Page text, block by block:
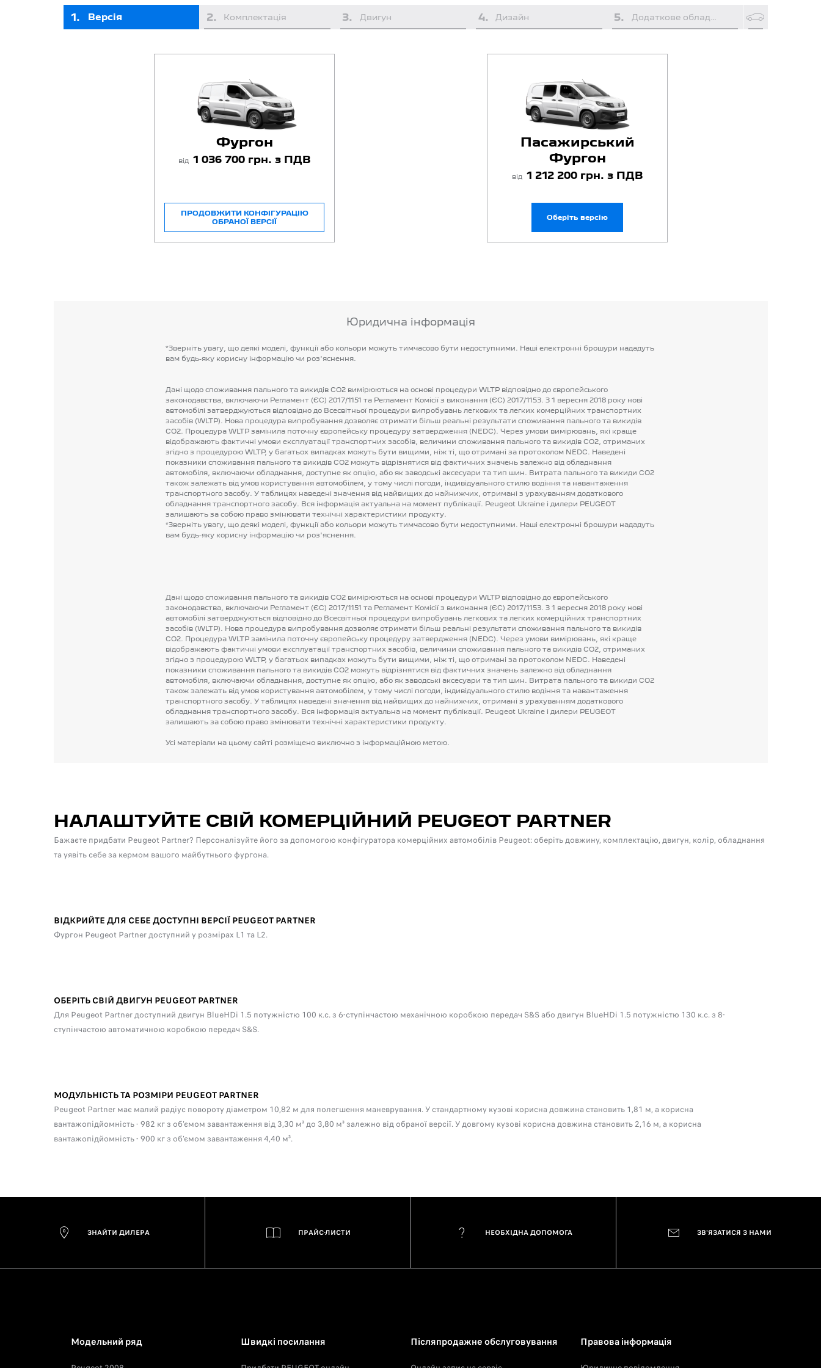
1. Версія 2. Комплектація 3. Двигун 4. Дизайн 5. Додаткове обладнання
Фургон
від 1 036 700 грн. з ПДВ
ПРОДОВЖИТИ КОНФІГУРАЦІЮ
ОБРАНОЇ ВЕРСІЇ
Пасажирський
Фургон
від 1 212 200 грн. з ПДВ
Оберіть версію
Юридична інформація
*Зверніть увагу, що деякі моделі, функції або кольори можуть тимчасово бути недоступними. Наші електронні брошури нададуть
вам будь-яку корисну інформацію чи роз'яснення.
Дані щодо споживання пального та викидів CO2 вимірюються на основі процедури WLTP відповідно до європейського
законодавства, включаючи Регламент (ЄС) 2017/1151 та Регламент Комісії з виконання (ЄС) 2017/1153. З 1 вересня 2018 року нові
автомобілі затверджуються відповідно до Всесвітньої процедури випробувань легкових та легких комерційних транспортних
засобів (WLTP). Нова процедура випробування дозволяє отримати більш реальні результати споживання пального та викидів
CO2. Процедура WLTP замінила поточну європейську процедуру затвердження (NEDC). Через умови вимірювань, які краще
відображають фактичні умови експлуатації транспортних засобів, величини споживання пального та викидів CO2, отриманих
згідно з процедурою WLTP, у багатьох випадках можуть бути вищими, ніж ті, що отримані за протоколом NEDC. Наведені
показники споживання пального та викидів CO2 можуть відрізнятися від фактичних значень залежно від обладнання
автомобіля, включаючи обладнання, доступне як опцію, або як заводські аксесуари та тип шин. Витрата пального та викиди CO2
також залежать від умов користування автомобілем, у тому числі погоди, індивідуального стилю водіння та навантаження
транспортного засобу. У таблицях наведені значення від найвищих до найнижчих, отримані з урахуванням додаткового
обладнання транспортного засобу. Вся інформація актуальна на момент публікації. Peugeot Ukraine і дилери PEUGEOT
залишають за собою право змінювати технічні характеристики продукту.
*Зверніть увагу, що деякі моделі, функції або кольори можуть тимчасово бути недоступними. Наші електронні брошури нададуть
вам будь-яку корисну інформацію чи роз'яснення.
Дані щодо споживання пального та викидів CO2 вимірюються на основі процедури WLTP відповідно до європейського
законодавства, включаючи Регламент (ЄС) 2017/1151 та Регламент Комісії з виконання (ЄС) 2017/1153. З 1 вересня 2018 року нові
автомобілі затверджуються відповідно до Всесвітньої процедури випробувань легкових та легких комерційних транспортних
засобів (WLTP). Нова процедура випробування дозволяє отримати більш реальні результати споживання пального та викидів
CO2. Процедура WLTP замінила поточну європейську процедуру затвердження (NEDC). Через умови вимірювань, які краще
відображають фактичні умови експлуатації транспортних засобів, величини споживання пального та викидів CO2, отриманих
згідно з процедурою WLTP, у багатьох випадках можуть бути вищими, ніж ті, що отримані за протоколом NEDC. Наведені
показники споживання пального та викидів CO2 можуть відрізнятися від фактичних значень залежно від обладнання
автомобіля, включаючи обладнання, доступне як опцію, або як заводські аксесуари та тип шин. Витрата пального та викиди CO2
також залежать від умов користування автомобілем, у тому числі погоди, індивідуального стилю водіння та навантаження
транспортного засобу. У таблицях наведені значення від найвищих до найнижчих, отримані з урахуванням додаткового
обладнання транспортного засобу. Вся інформація актуальна на момент публікації. Peugeot Ukraine і дилери PEUGEOT
залишають за собою право змінювати технічні характеристики продукту.
Усі матеріали на цьому сайті розміщено виключно з інформаційною метою.
НАЛАШТУЙТЕ СВІЙ КОМЕРЦІЙНИЙ PEUGEOT PARTNER
Бажаєте придбати Peugeot Partner? Персоналізуйте його за допомогою конфігуратора комерційних автомобілів Peugeot: оберіть довжину, комплектацію, двигун, колір, обладнання
та уявіть себе за кермом вашого майбутнього фургона.
ВІДКРИЙТЕ ДЛЯ СЕБЕ ДОСТУПНІ ВЕРСІЇ PEUGEOT PARTNER
Фургон Peugeot Partner доступний у розмірах L1 та L2.
ОБЕРІТЬ СВІЙ ДВИГУН PEUGEOT PARTNER
Для Peugeot Partner доступний двигун BlueHDi 1.5 потужністю 100 к.с. з 6-ступінчастою механічною коробкою передач S&S або двигун BlueHDi 1.5 потужністю 130 к.с. з 8-
ступінчастою автоматичною коробкою передач S&S.
МОДУЛЬНІСТЬ ТА РОЗМІРИ PEUGEOT PARTNER
Peugeot Partner має малий радіус повороту діаметром 10,82 м для полегшення маневрування. У стандартному кузові корисна довжина становить 1,81 м, а корисна
вантажопідйомність - 982 кг з об'ємом завантаження від 3,30 м³ до 3,80 м³ залежно від обраної версії. У довгому кузові корисна довжина становить 2,16 м, а корисна
вантажопідйомність - 900 кг з об'ємом завантаження 4,40 м³.
ЗНАЙТИ ДИЛЕРА ПРАЙС-ЛИСТИ НЕОБХІДНА ДОПОМОГА ЗВ'ЯЗАТИСЯ З НАМИ
Модельний ряд Швидкі посилання Післяпродажне обслуговування Правова інформація